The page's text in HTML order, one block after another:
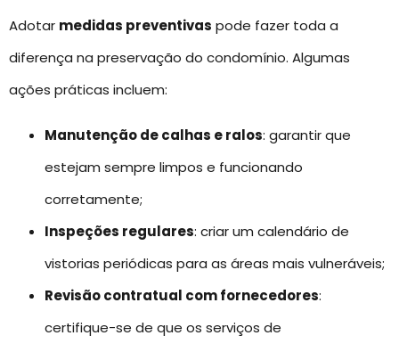
Adotar medidas preventivas pode fazer toda a
diferença na preservação do condomínio. Algumas
ações práticas incluem:
Manutenção de calhas e ralos: garantir que
estejam sempre limpos e funcionando
corretamente;
Inspeções regulares: criar um calendário de
vistorias periódicas para as áreas mais vulneráveis;
Revisão contratual com fornecedores:
certifique-se de que os serviços de